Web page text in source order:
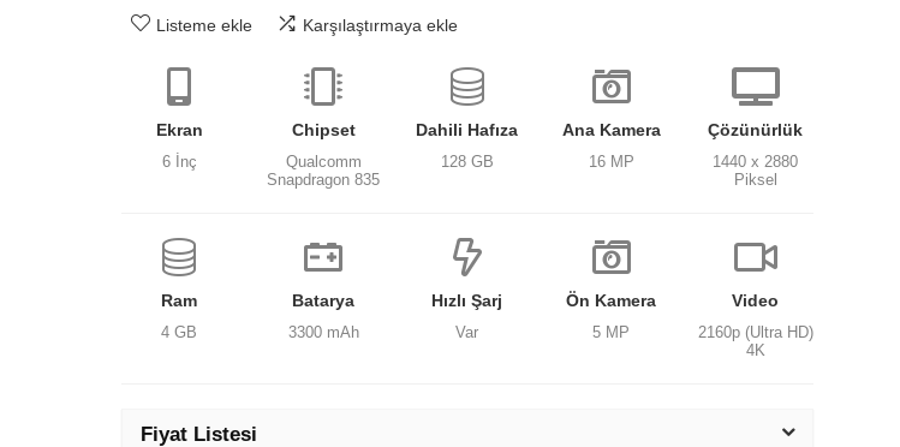
Listeme ekle Karşılaştırmaya ekle
Ekran
6 İnç
Chipset
Qualcomm
Snapdragon 835
Dahili Hafıza
128 GB
Ana Kamera
16 MP
Çözünürlük
1440 x 2880
Piksel
Ram
4 GB
Batarya
3300 mAh
Hızlı Şarj
Var
Ön Kamera
5 MP
Video
2160p (Ultra HD)
4K
Fiyat Listesi